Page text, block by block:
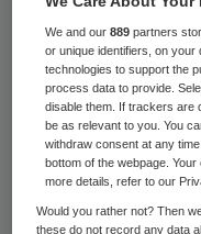
Minister De
dat er
demonstranten
steunt
maatregel willen
We and our889 partners
or unique identifiers, on
technologies to support the
process data to provide.
disable them. If trackers are
be as relevant to you. You
withdraw consent at any
bottom of the webpage.
more details, refer to our
Would you rather not? Then
these do not record any data